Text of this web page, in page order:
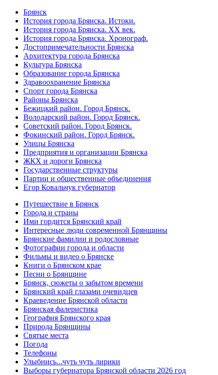
Брянск
История города Брянска. Истоки.
История города Брянска. XX век.
История города Брянска. Хронограф.
Достопримечательности Брянска
Архитектура города Брянска
Культура Брянска
Образование города Брянска
Здравоохранение Брянска
Спорт города Брянска
Районы Брянска
Бежицкий район. Город Брянск.
Володарский район. Город Брянск.
Советский район. Город Брянск.
Фокинский район. Город Брянск.
Улицы Брянска
Предприятия и организации Брянска
ЖКХ и дороги Брянска
Государственные структуры
Партии и общественные объединения
Егор Ковальчук губернатор
Путешествие в Брянск
Города и страны
Ими гордится Брянский край
Интересные люди современной Брянщины
Брянские фамилии и родословные
Фотографии города и области
Фильмы и видео о Брянске
Книги о Брянском крае
Песни о Брянщине
Брянск, сюжеты о забытом времени
Брянский край глазами очевидцев
Краеведение Брянской области
Брянская фалеристика
География Брянского края
Природа Брянщины
Святые места
Погода
Телефоны
Улыбнись...чуть чуть лирики
Выборы губернатора Брянской области 2026 год